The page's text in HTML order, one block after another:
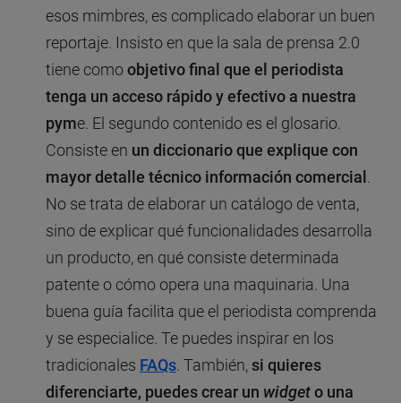
esos mimbres, es complicado elaborar un buen
reportaje. Insisto en que la sala de prensa 2.0
tiene comoobjetivo final que el periodista
tenga un acceso rápido y efectivo a nuestra
pyme. El segundo contenido es el glosario.
Consiste en un diccionario que explique con
mayor detalle técnico información comercial
No se trata de elaborar un catálogo de venta,
sino de explicar qué funcionalidades desarrolla
un producto, en qué consiste determinada
patente o cómo opera una maquinaria. Una
buena guía facilita que el periodista comprenda
y se especialice. Te puedes inspirar en los
tradicionales FAQs . También,si quieres
diferenciarte, puedes crear un widgeto una